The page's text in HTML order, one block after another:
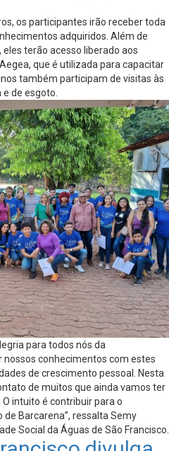
os participantes irão receber toda
adquiridos. Além de
terão acesso liberado aos
que é utilizada para capacitar
também participam de visitas às
de esgoto.
para todos nós da
conhecimentos com estes
de crescimento pessoal. Nesta
de muitos que ainda vamos ter
intuito é contribuir para o
Barcarena”, ressalta Semy
Social da Águas de São Francisco.